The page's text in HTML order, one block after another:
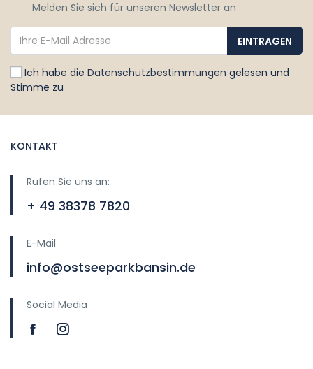
Melden Sie sich für unseren Newsletter an
Ich habe die Datenschutzbestimmungen gelesen und
Stimme zu
KONTAKT
Rufen Sie uns an:
+ 49 38378 7820
E-Mail
info@ostseeparkbansin.de
Social Media